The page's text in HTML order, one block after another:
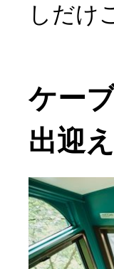
しだけ
ケー
出迎え